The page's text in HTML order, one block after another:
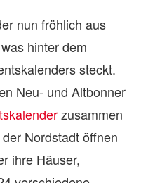
nun fröhlich aus
hinter dem
steckt.
Neu- und Altbonner
zusammen
Nordstadt öffnen
ihre Häuser,